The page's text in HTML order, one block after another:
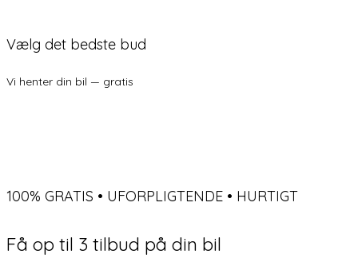
Vælg det bedste bud
Vi henter din bil — gratis
100% GRATIS • UFORPLIGTENDE • HURTIGT
Få op til 3 tilbud på din bil